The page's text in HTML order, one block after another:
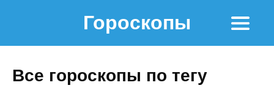
Гороскопы
Все гороскопы по тегу